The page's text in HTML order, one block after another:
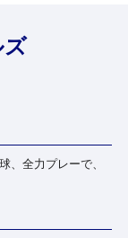
全力プレーで、